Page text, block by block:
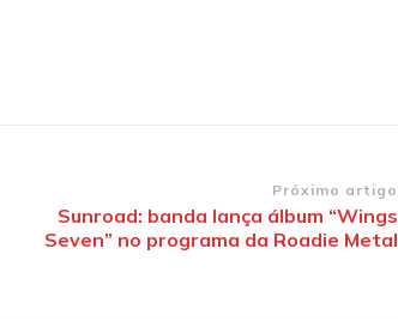
Próximo artigo
Sunroad: banda lança álbum “Wings
Seven” no programa da Roadie Metal